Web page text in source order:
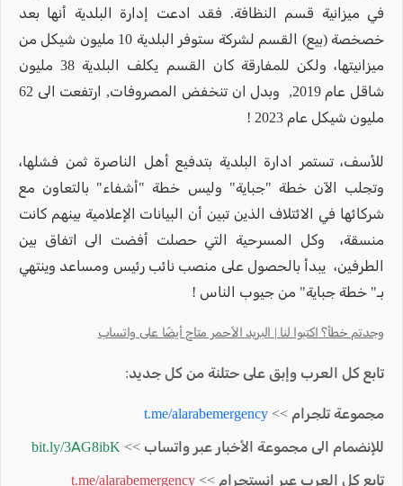
في ميزانية قسم النظافة. فقد ادعت إدارة البلدية أنها بعد
خصخصة (بيع) القسم لشركة ستوفر البلدية 10 مليون شيكل من
ميزانيتها، ولكن للمفارقة كان القسم يكلف البلدية 38 مليون
شاقل عام 2019, وبدل ان تنخفض المصروفات, ارتفعت الى 62
مليون شيكل عام 2023 !
للأسف، تستمر ادارة البلدية بتدفيع أهل الناصرة ثمن فشلها،
وتجلب الآن خطة "جباية" وليس خطة "أشفاء" بالتعاون مع
شركائها في الائتلاف الذين تبين أن البيانات الإعلامية بينهم كانت
منسقة، وكل المسرحية التي حصلت أفضت الى اتفاق بين
الطرفين، يبدأ بالحصول على منصب نائب رئيس ومساعد وينتهي
بـ" خطة جباية" من جيوب الناس !
وجدتم خطأ؟ اكتبوا لنا | البريد الأحمر متاح أيضًا على واتساب
تابع كل العرب وإبق على حتلنة من كل جديد:
مجموعة تلجرام >> t.me/alarabemergency
للإنضمام الى مجموعة الأخبار عبر واتساب >> bit.ly/3AG8ibK
تابع كل العرب عبر انستجرام >> t.me/alarabemergency